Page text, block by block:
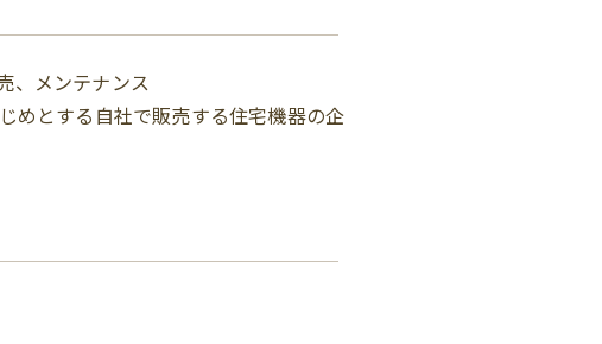
、メンテナンス
めとする自社で販売する住宅機器の企